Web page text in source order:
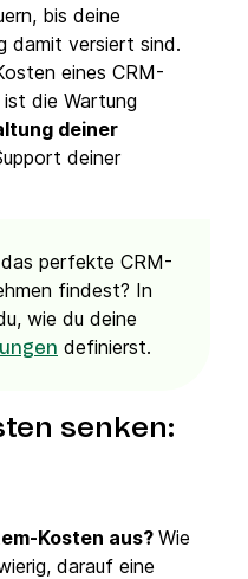
bis deine
damit versiert sind.
eines CRM-
die Wartung
deiner
deiner
perfekte CRM-
findest? In
wie du deine
definierst.
senken:
Kosten aus? Wie
darauf eine